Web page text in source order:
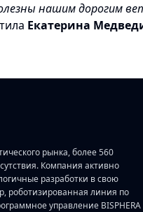
нашим дорогим
Екатерина
рынка, более 560
Компания активно
разработки в свою
роботизированная линия по
управление BISPHERA